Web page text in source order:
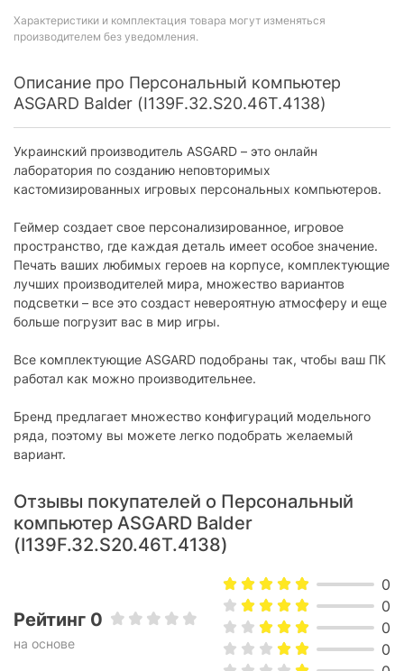
Характеристики и комплектация товара могут изменяться
производителем без уведомления.
Описание про Персональный компьютер
ASGARD Balder (I139F.32.S20.46T.4138)
Украинский производитель ASGARD – это онлайн
лаборатория по созданию неповторимых
кастомизированных игровых персональных компьютеров.
Геймер создает свое персонализированное, игровое
пространство, где каждая деталь имеет особое значение.
Печать ваших любимых героев на корпусе, комплектующие
лучших производителей мира, множество вариантов
подсветки – все это создаст невероятную атмосферу и еще
больше погрузит вас в мир игры.
Все комплектующие ASGARD подобраны так, чтобы ваш ПК
работал как можно производительнее.
Бренд предлагает множество конфигураций модельного
ряда, поэтому вы можете легко подобрать желаемый
вариант.
Отзывы покупателей о Персональный
компьютер ASGARD Balder
(I139F.32.S20.46T.4138)
Рейтинг 0
на основе
0
0
0
0